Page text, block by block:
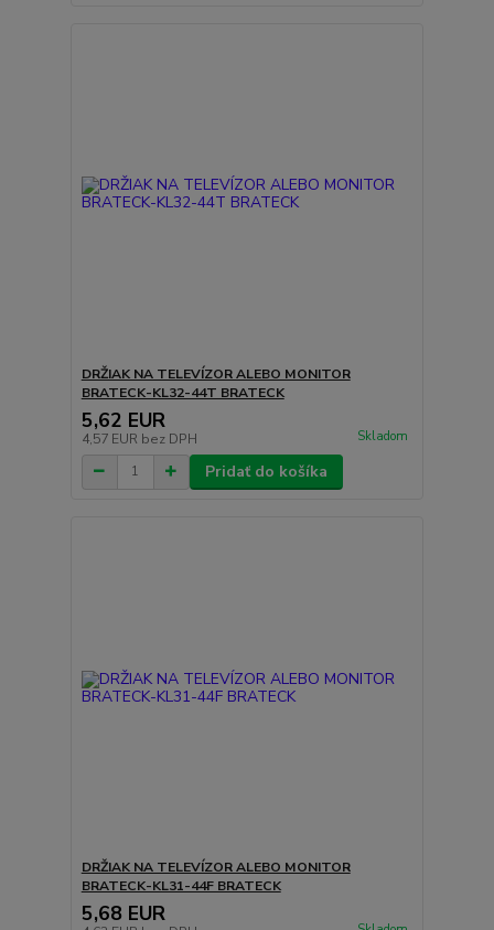
DRŽIAK NA TELEVÍZOR ALEBO MONITOR
BRATECK-KL32-44T BRATECK
5,62 EUR
4,57 EUR bez DPH Skladom
Pridať do košíka
DRŽIAK NA TELEVÍZOR ALEBO MONITOR
BRATECK-KL31-44F BRATECK
5,68 EUR